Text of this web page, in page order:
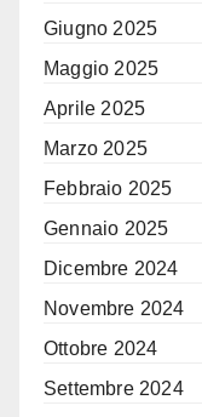
Giugno 2025
Maggio 2025
Aprile 2025
Marzo 2025
Febbraio 2025
Gennaio 2025
Dicembre 2024
Novembre 2024
Ottobre 2024
Settembre 2024